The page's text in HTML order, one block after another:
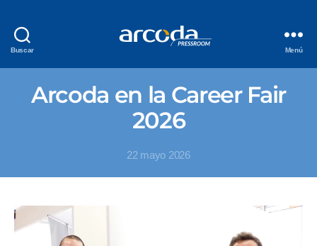
Buscar Menú
Arcoda en la Career Fair
2026
22 mayo 2026